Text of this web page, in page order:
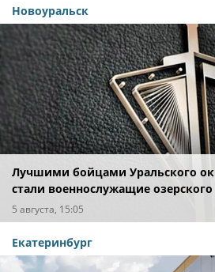
Новоуральск
Лучшими бойцами Уральского
стали военнослужащие
охране важных государственных
5 августа, 15:05
Екатеринбург